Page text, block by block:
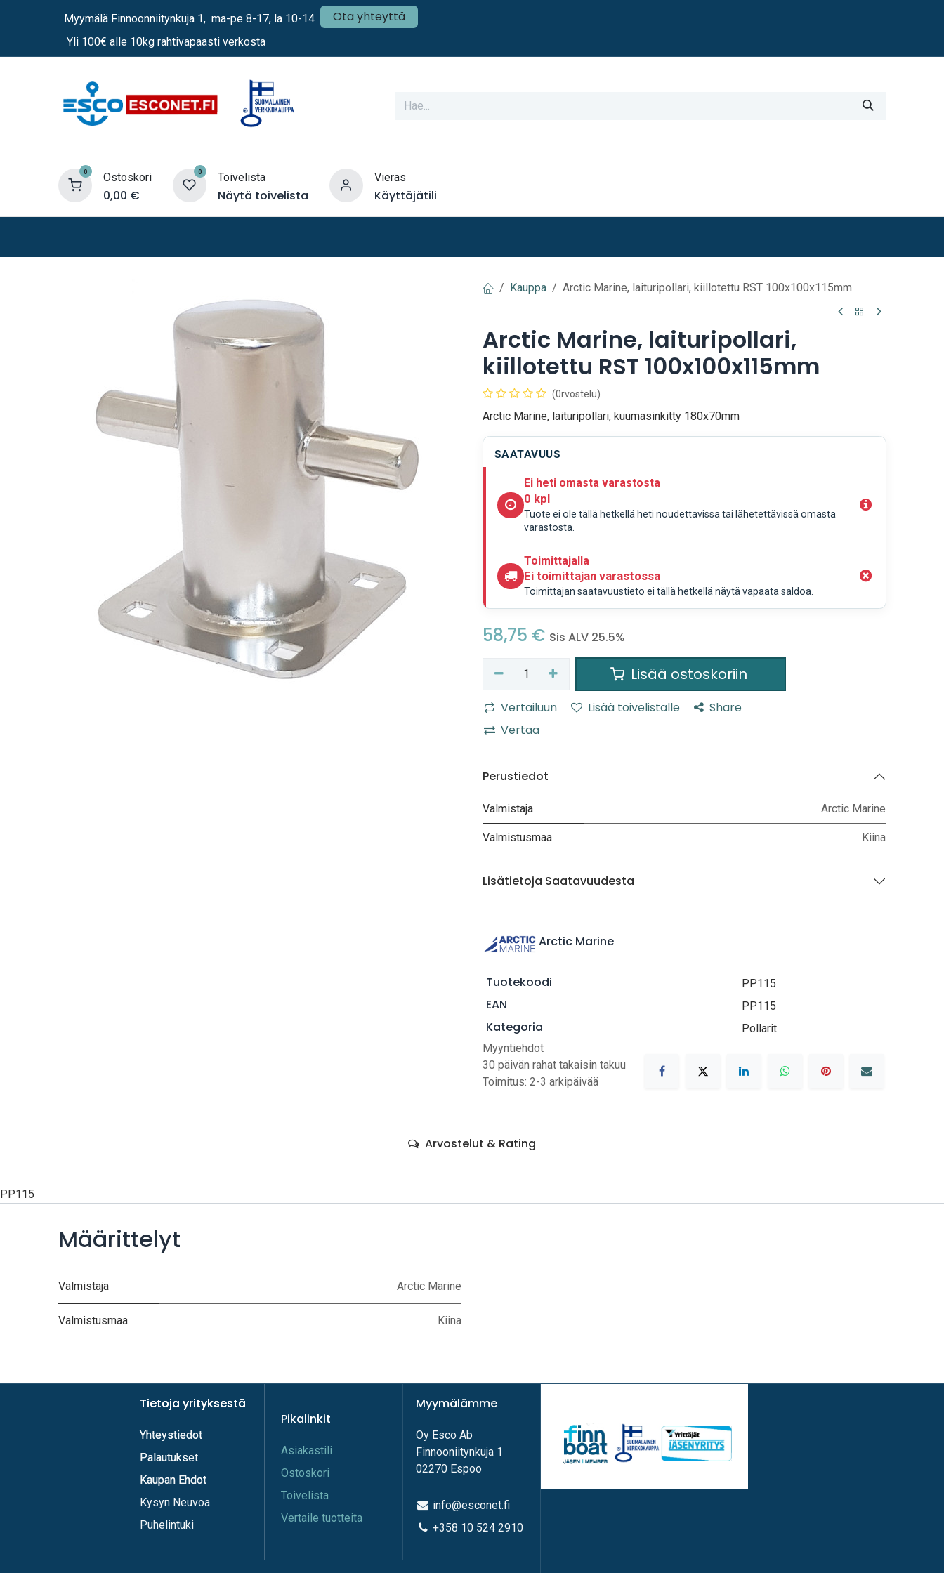
Myymälä Finnoonniitynkuja 1, ma-pe 8-17, la 10-14 Ota yhteyttä
Yli 100€ alle 10kg rahtivapaasti verkosta
0 Ostoskori
0,00 €
0 Toivelista
Näytä toivelista
Vieras
Käyttäjätili
Kauppa Arctic Marine, laituripollari, kiillotettu RST 100x100x115mm
Arctic Marine, laituripollari,
kiillotettu RST 100x100x115mm
(0rvostelu)
Arctic Marine, laituripollari, kuumasinkitty 180x70mm
SAATAVUUS
Ei heti omasta varastosta
0 kpl
Tuote ei ole tällä hetkellä heti noudettavissa tai lähetettävissä omasta
varastosta.
Toimittajalla
Ei toimittajan varastossa
Toimittajan saatavuustieto ei tällä hetkellä näytä vapaata saldoa.
58,75 € Sis ALV 25.5%
Lisää ostoskoriin
Vertailuun Lisää toivelistalle
Share
Vertaa
Perustiedot
Valmistaja Arctic Marine
Valmistusmaa Kiina
Lisätietoja Saatavuudesta
Arctic Marine
Tuotekoodi PP115
EAN PP115
Kategoria
Pollarit
Myyntiehdot
30 päivän rahat takaisin takuu
Toimitus: 2-3 arkipäivää
Arvostelut & Rating
PP115
Määrittelyt
Valmistaja Arctic Marine
Valmistusmaa Kiina
Pikalinkit
A​s​iakastili
Os​toskori
Toi​velista
Vertaile tuotteita
Myymälämme
Oy Esco Ab
Finnooniitynkuja 1
02270 Espoo
info@esconet.fi
+358 10 524 2910
Tietoja yrityksestä
Yhteystiedot
Palautukset
Kaupan Ehdot
Tietoja yrityksestä
Yhteystiedot
Palautuks
Kaupan Ehdot
Kysyn Neuvoa
Puhelintuki